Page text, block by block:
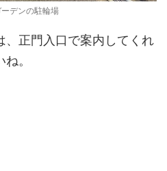
ーデンの駐輪場
、正門入口で案内してくれ
。